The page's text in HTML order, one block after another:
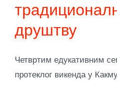
друштву
Четвртим едукативним
протеклог викенда у